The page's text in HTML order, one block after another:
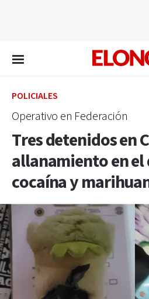
POLICIALES
Operativo en Federación
Tres detenidos en
allanamiento en
cocaína y